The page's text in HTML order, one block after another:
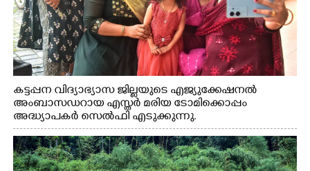
കട്ടപ്പന വിദ്യാഭ്യാസ ജില്ലയുടെ എജ്യുക്കേഷനൽ
അംബാസഡറായ എസ്തർ മരിയ ടോമിക്കൊപ്പം
അദ്ധ്യാപകർ സെൽഫി എടുക്കുന്നു.